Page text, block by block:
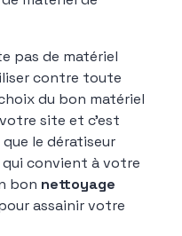
pas de matériel
contre toute
du bon matériel
site et c’est
le dératiseur
convient à votre
bon nettoyage
assainir votre